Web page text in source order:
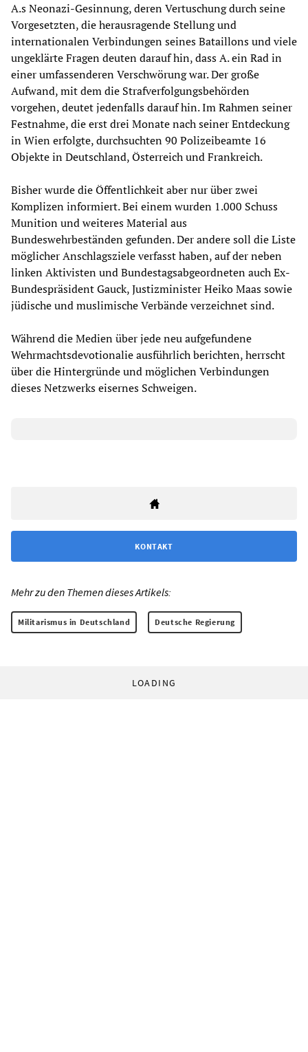
A.s Neonazi-Gesinnung, deren Vertuschung durch seine
Vorgesetzten, die herausragende Stellung und
internationalen Verbindungen seines Bataillons und viele
ungeklärte Fragen deuten darauf hin, dass A. ein Rad in
einer umfassenderen Verschwörung war. Der große
Aufwand, mit dem die Strafverfolgungsbehörden
vorgehen, deutet jedenfalls darauf hin. Im Rahmen seiner
Festnahme, die erst drei Monate nach seiner Entdeckung
in Wien erfolgte, durchsuchten 90 Polizeibeamte 16
Objekte in Deutschland, Österreich und Frankreich.
Bisher wurde die Öffentlichkeit aber nur über zwei
Komplizen informiert. Bei einem wurden 1.000 Schuss
Munition und weiteres Material aus
Bundeswehrbeständen gefunden. Der andere soll die Liste
möglicher Anschlagsziele verfasst haben, auf der neben
linken Aktivisten und Bundestagsabgeordneten auch Ex-
Bundespräsident Gauck, Justizminister Heiko Maas sowie
jüdische und muslimische Verbände verzeichnet sind.
Während die Medien über jede neu aufgefundene
Wehrmachtsdevotionalie ausführlich berichten, herrscht
über die Hintergründe und möglichen Verbindungen
dieses Netzwerks eisernes Schweigen.
KONTAKT
Mehr zu den Themen dieses Artikels:
Militarismus in Deutschland Deutsche Regierung
LOADING